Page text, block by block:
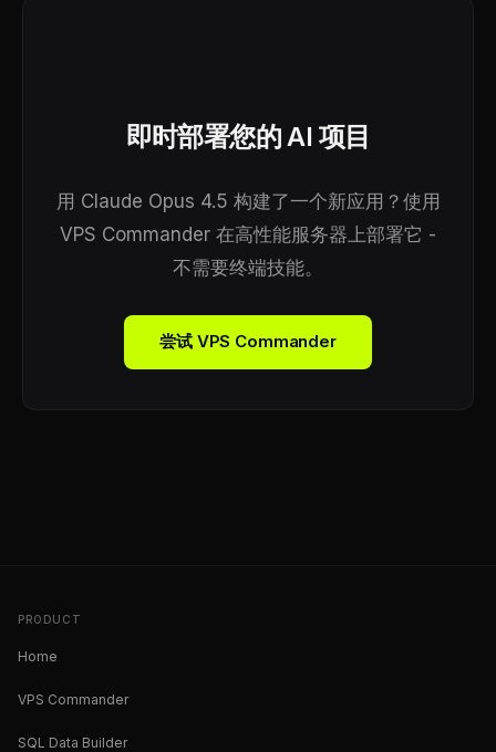
即时部署您的 AI 项目
用 Claude Opus 4.5 构建了一个新应用？使用
VPS Commander 在高性能服务器上部署它 -
不需要终端技能。
尝试 VPS Commander
PRODUCT
Home
VPS Commander
SQL Data Builder